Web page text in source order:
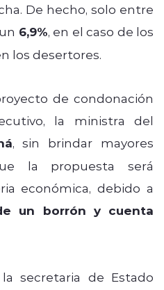
De hecho, solo entre
6,9%, en el caso de los
los desertores.
de condonación
la ministra del
, sin brindar mayores
la propuesta será
económica, debido a
un borrón y cuenta
secretaria de Estado